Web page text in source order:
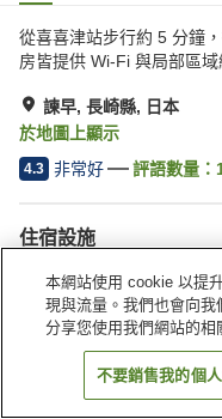
從喜喜津站步行約 5 分鐘
房皆提供 Wi-Fi 與局部區域
諫早, 長崎縣, 日本
於地圖上顯示
4.3 非常好 評語數量：
住宿設施
停車場
自動販賣機
本網站使用 cookie 以提
現與流量。我們也會向
分享您使用我們網站的相
不要銷售我的個